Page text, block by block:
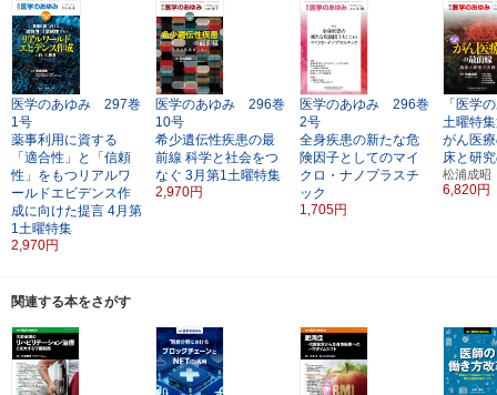
医学のあゆみ 297巻
1号
薬事利用に資する
「適合性」と「信頼
性」をもつリアルワ
ールドエビデンス作
成に向けた提言 4月第
1土曜特集
2,970円
医学のあゆみ 296巻
10号
希少遺伝性疾患の最
前線 科学と社会をつ
なぐ 3月第1土曜特集
2,970円
医学のあゆみ 296巻
2号
全身疾患の新たな危
険因子としてのマイ
クロ・ナノプラスチ
ック
1,705円
「医学
土曜特
がん医
床と研
松浦成
6,820円
関連する本をさがす